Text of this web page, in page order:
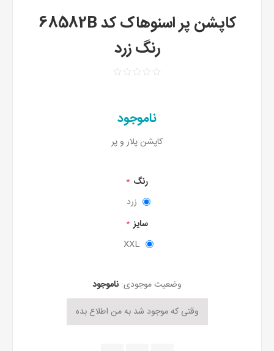
کاپشن پر اسنوهاک کد 68582B
رنگ زرد
ناموجود
کاپشن پلار و پر
رنگ *
زرد
سایز *
XXL
وضعیت موجودی: ناموجود